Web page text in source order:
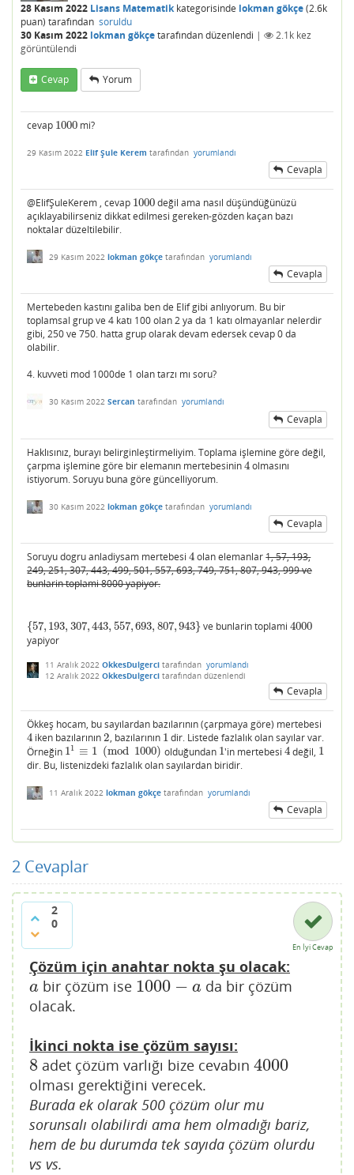
28 Kasım 2022 Lisans Matematikkategorisinde lokman gökçe(2.6k
puan) tarafından soruldu
30 Kasım 2022 lokman gökçetarafındandüzenlendi | 2.1k kez
görüntülendi
Cevap Yorum
cevap 1000
1000 mi?
29 Kasım 2022 Elif Şule Kerem tarafından yorumlandı
Cevapla
@ElifŞuleKerem , cevap 1000
1000değil ama nasıl düşündüğünüzü
açıklayabilirseniz dikkat edilmesi gereken-gözden kaçan bazı
noktalar düzeltilebilir.
29 Kasım 2022 lokman gökçe tarafından yorumlandı
Cevapla
Mertebeden kastını galiba ben de Elif gibi anlıyorum. Bu bir
toplamsal grup ve 4 katı 100 olan 2 ya da 1 katı olmayanlar nelerdir
gibi, 250 ve 750. hatta grup olarak devam edersek cevap 0 da
olabilir.
4. kuvveti mod 1000de 1 olan tarzı mı soru?
30 Kasım 2022 Sercan tarafından yorumlandı
Cevapla
Haklısınız, burayı belirginleştirmeliyim. Toplama işlemine göre değil,
çarpma işlemine göre bir elemanın mertebesinin4
4olmasını
istiyorum. Soruyu buna göre güncelliyorum.
30 Kasım 2022 lokman gökçe tarafından yorumlandı
Cevapla
Soruyu dogru anladiysam mertebesi 4
4olan elemanlar1, 57, 193,
249, 251, 307, 443, 499, 501, 557, 693, 749, 751, 807, 943, 999 ve
bunlarin toplami 8000 yapiyor.
{57, 193, 307, 443, 557, 693, 807,943}
{57,193,307,443,557,693,807 ,943} ve bunlarin toplami4000
4000
yapiyor
11 Aralık 2022 OkkesDulgerci tarafından yorumlandı
12 Aralık 2022 OkkesDulgerci tarafından düzenlendi
Cevapla
Ökkeş hocam, bu sayılardan bazılarının (çarpmaya göre) mertebesi
4
4 iken bazılarının2
2, bazılarının 1
1dir. Listede fazlalık olan sayılar var.
Örneğin 11 ≡ 1 (mod 1000)
11 ≡1( mod1000 olduğundan 1
1'in mertebesi 4
4değil, 1
1
dir. Bu, listenizdeki fazlalık olan sayılardan biridir.
11 Aralık 2022 lokman gökçe tarafından yorumlandı
Cevapla
2 Cevaplar
2
0
En İyi Cevap
Çözüm için anahtar nokta şu olacak:
a
a bir çözüm ise 1000 − a
1000− a
da bir çözüm
olacak.
İkinci nokta ise çözüm sayısı:
8
8 adet çözüm varlığı bize cevabın4000
4000
olması gerektiğini verecek.
Burada ek olarak 500 çözüm olur mu
sorunsalı olabilirdi ama hem olmadığı bariz,
hem de bu durumda tek sayıda çözüm olurdu
vs vs.